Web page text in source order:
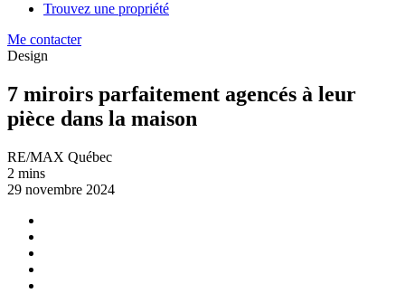
Trouvez une propriété
Me contacter
Design
7 miroirs parfaitement agencés à leur
pièce dans la maison
RE/MAX Québec
2 mins
29 novembre 2024